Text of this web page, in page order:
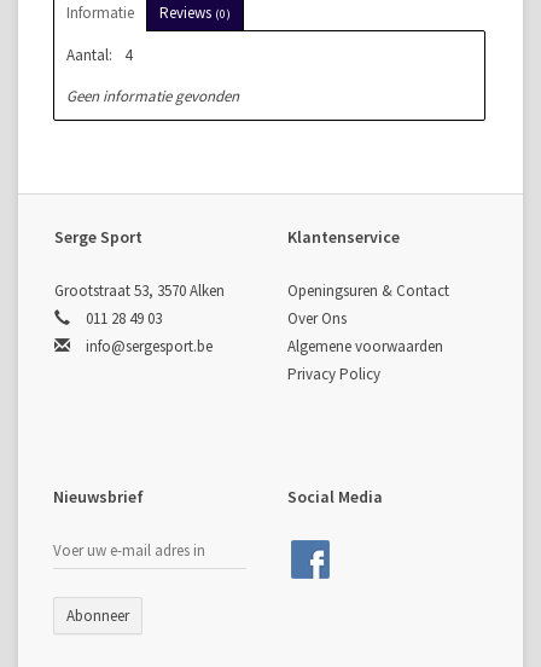
Informatie Reviews (0)
Aantal:
4
Geen informatie gevonden
Serge Sport
Grootstraat 53, 3570 Alken
011 28 49 03
info@sergesport.be
Klantenservice
Openingsuren & Contact
Over Ons
Algemene voorwaarden
Privacy Policy
Nieuwsbrief
Abonneer
Social Media